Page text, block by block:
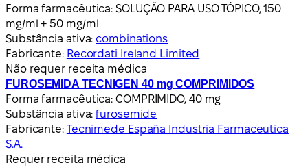
Forma farmacêutica: SOLUÇÃO PARA USO TÓPICO, 150
mg/ml + 50 mg/ml
Substância ativa: combinations
Fabricante: Recordati Ireland Limited
Não requer receita médica
FUROSEMIDA TECNIGEN 40 mg COMPRIMIDOS
Forma farmacêutica: COMPRIMIDO, 40 mg
Substância ativa:furosemide
Fabricante: Tecnimede España Industria Farmaceutica
S.A.
Requer receita médica